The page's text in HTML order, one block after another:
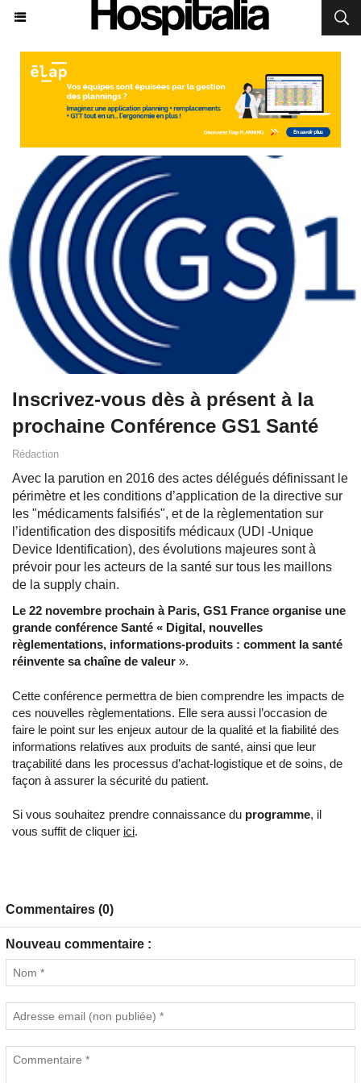
Inscrivez-vous dès à présent à la
prochaine Conférence GS1 Santé
Rédaction
Avec la parution en 2016 des actes délégués définissant le
périmètre et les conditions d’application de la directive sur
les "médicaments falsifiés", et de la règlementation sur
l’identification des dispositifs médicaux (UDI -Unique
Device Identification), des évolutions majeures sont à
prévoir pour les acteurs de la santé sur tous les maillons
de la supply chain.
Le 22 novembre prochain à Paris, GS1 France organise une
grande conférence Santé « Digital, nouvelles
règlementations, informations-produits : comment la santé
réinvente sa chaîne de valeur ».
Cette conférence permettra de bien comprendre les impacts de
ces nouvelles règlementations. Elle sera aussi l’occasion de
faire le point sur les enjeux autour de la qualité et la fiabilité des
informations relatives aux produits de santé, ainsi que leur
traçabilité dans les processus d’achat-logistique et de soins, de
façon à assurer la sécurité du patient.
Si vous souhaitez prendre connaissance du programme, il
vous suffit de cliquer ici.
Commentaires (0)
Nouveau commentaire :